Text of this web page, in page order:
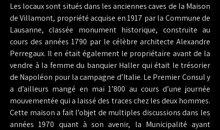
Les locaux sont situés dans les anciennes caves de la Maison
de Villamont, propriété acquise en 1917 par la Commune de
Lausanne, classée monument historique, construite au
cours des années 1790 par le célèbre architecte Alexandre
Perregaux. Il en était également le propriétaire avant de la
vendre à la femme du banquier Haller qui était le trésorier
de Napoléon pour la campagne d’Italie. Le Premier Consul y
a d’ailleurs mangé en mai 1’800 au cours d’une journée
mouvementée qui a laissé des traces chez les deux hommes.
Cette maison a fait l’objet de multiples discussions dans les
années 1970 quant à son avenir, la Municipalité ayant